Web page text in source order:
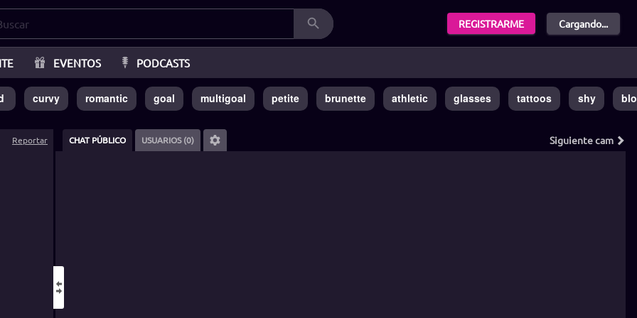
REGISTRARME Cargando...
EVENTOS PODCASTS
curvy romantic goal multigoal petite brunette athletic glasses tattoos shy
Reportar CHAT PÚBLICO USUARIOS (0) Siguientecam